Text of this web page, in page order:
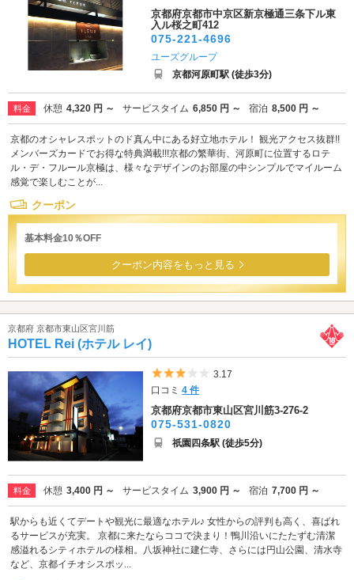
京都府京都市中京区新京極通三条下ル東
入ル桜之町412
075-221-4696
ユーズグループ
京都河原町駅 (徒歩3分)
料金 休憩 4,320 円 ～ サービスタイム 6,850 円 ～ 宿泊 8,500 円 ～
京都のオシャレスポットのド真ん中にある好立地ホテル！ 観光アクセス抜群!!
メンバーズカードでお得な特典満載!!!京都の繁華街、河原町に位置するロテ
ル・デ・フルール京極は、様々なデザインのお部屋の中シンプルでマイルーム
感覚で楽しむことが...
クーポン
基本料金10％OFF
クーポン内容をもっと見る
京都府 京都市東山区宮川筋
HOTEL Rei (ホテル レイ)
5つ星のうち3
3.17
口コミ4 件
京都府京都市東山区宮川筋3-276-2
075-531-0820
祇園四条駅 (徒歩5分)
料金 休憩 3,400 円 ～ サービスタイム 3,900 円 ～ 宿泊 7,700 円 ～
駅からも近くてデートや観光に最適なホテル♪ 女性からの評判も高く、喜ばれ
るサービスが充実。 京都に来たならココで決まり！鴨川沿いにたたずむ清潔
感溢れるシティホテルの様相。八坂神社に建仁寺、さらには円山公園、清水寺
など、京都イチオシスポッ...